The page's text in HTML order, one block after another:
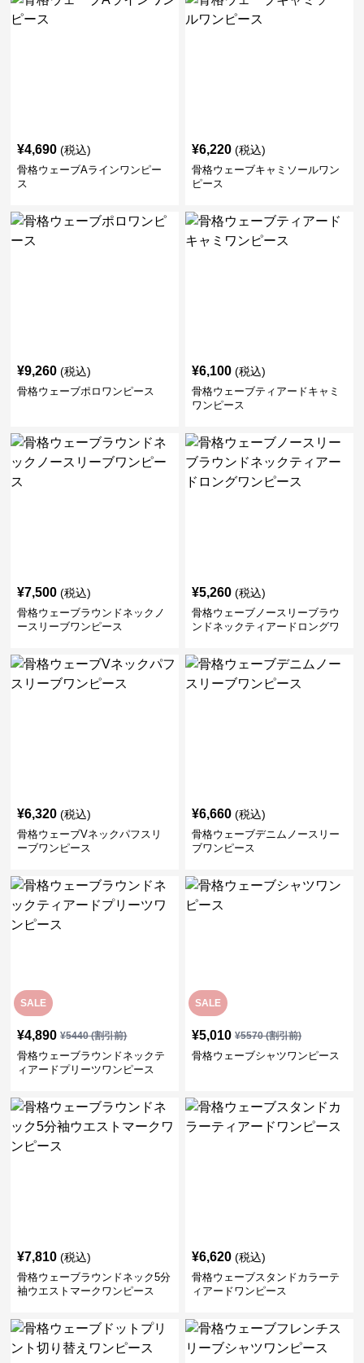
¥4,690 (税込)
骨格ウェーブAラインワンピー
ス
¥6,220 (税込)
骨格ウェーブキャミソールワン
ピース
¥9,260 (税込)
骨格ウェーブポロワンピース
¥6,100 (税込)
骨格ウェーブティアードキャミ
ワンピース
¥7,500 (税込)
骨格ウェーブラウンドネックノ
ースリーブワンピース
¥5,260 (税込)
骨格ウェーブノースリーブラウ
ンドネックティアードロングワ
¥6,320 (税込)
骨格ウェーブVネックパフスリ
ーブワンピース
¥6,660 (税込)
骨格ウェーブデニムノースリー
ブワンピース
SALE
¥4,890 ¥5440(割引前)
骨格ウェーブラウンドネックテ
ィアードプリーツワンピース
SALE
¥5,010 ¥5570(割引前)
骨格ウェーブシャツワンピース
¥7,810 (税込)
骨格ウェーブラウンドネック5分
袖ウエストマークワンピース
¥6,620 (税込)
骨格ウェーブスタンドカラーテ
ィアードワンピース